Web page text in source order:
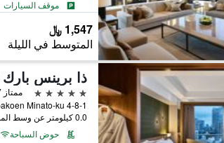
موقف السيارات
1,547 ﷼
المتوسط في الليلة
5 نجوم
ممتاز 8.7
4-8-1 Shibakoen Minato-ku, طوكيو, اليابان
0.0 كيلومتر عن وسط المدينة
حوض السباحة